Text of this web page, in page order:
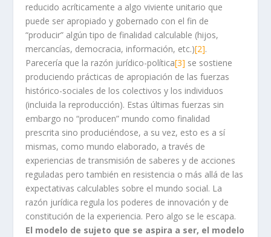
reducido acríticamente a algo viviente unitario que
puede ser apropiado y gobernado con el fin de
“producir” algún tipo de finalidad calculable (hijos,
mercancías, democracia, información, etc.)[2].
Parecería que la razón jurídico-política[3] se sostiene
produciendo prácticas de apropiación de las fuerzas
histórico-sociales de los colectivos y los individuos
(incluida la reproducción). Estas últimas fuerzas sin
embargo no “producen” mundo como finalidad
prescrita sino produciéndose, a su vez, esto es a sí
mismas, como mundo elaborado, a través de
experiencias de transmisión de saberes y de acciones
reguladas pero también en resistencia o más allá de las
expectativas calculables sobre el mundo social. La
razón jurídica regula los poderes de innovación y de
constitución de la experiencia. Pero algo se le escapa.
El modelo de sujeto que se aspira a ser, el modelo